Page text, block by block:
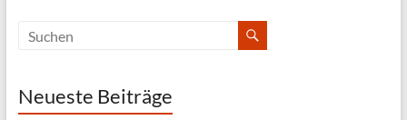
Neueste Beiträge